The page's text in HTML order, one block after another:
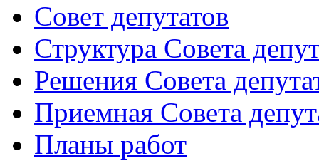
Совет депутатов
Структура Совета
Решения Совета
Приемная Совета
Планы работ